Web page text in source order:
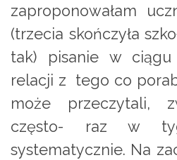
zaproponowałam
(trzecia skończyła
tak) pisanie w
relacji z tego co
może przeczytali,
często- raz w
systematycznie. Na